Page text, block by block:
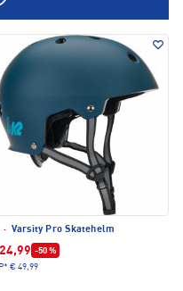
· Varsity Pro Skatehelm
-50 %
€ 49,99